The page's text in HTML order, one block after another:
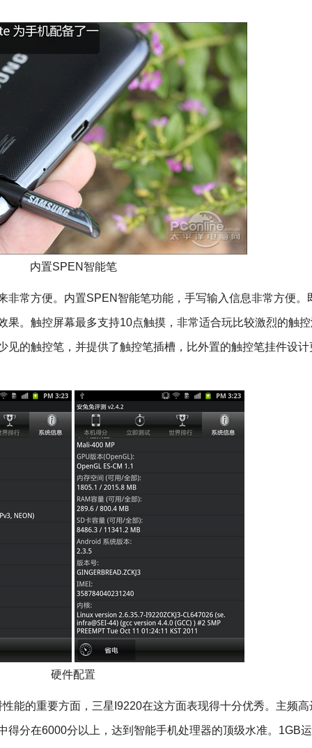
内置SPEN智能笔
方便。内置SPEN智能笔功能，手写输入信息非常方便。
果。触控屏幕最多支持10点触摸，非常适合玩比较激烈的触
见的触控笔，并提供了触控笔插槽，比外置的触控笔挂件设
硬件配置
的重要方面，三星I9220在这方面表现得十分优秀。主频高
得分在6000分以上，达到智能手机处理器的顶级水准。1GB